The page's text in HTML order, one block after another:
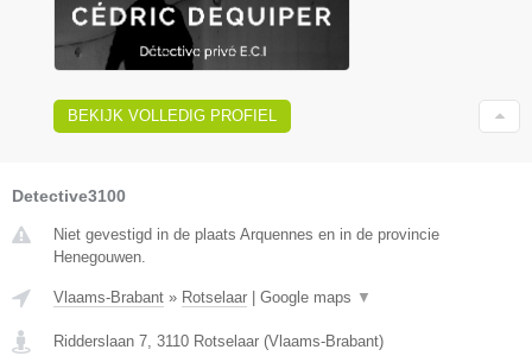
BEKIJK VOLLEDIG PROFIEL
Detective3100
Niet gevestigd in de plaats Arquennes en in de provincie
Henegouwen.
Vlaams-Brabant » Rotselaar Google maps ▼
Ridderslaan 7, 3110 Rotselaar (Vlaams-Brabant)